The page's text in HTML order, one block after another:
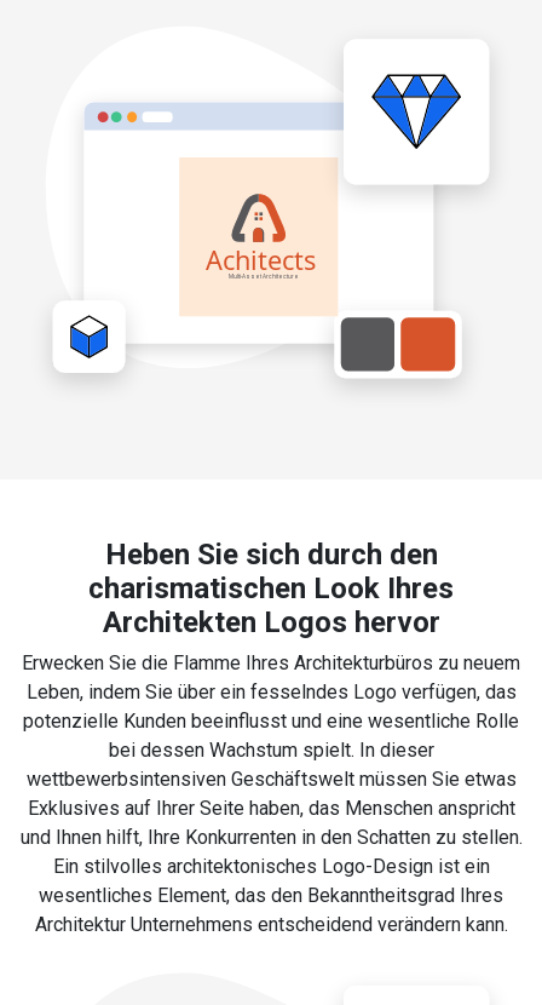
Heben Sie sich durch den
charismatischen Look Ihres
Architekten Logos hervor
Erwecken Sie die Flamme Ihres Architekturbüros zu neuem
Leben, indem Sie über ein fesselndes Logo verfügen, das
potenzielle Kunden beeinflusst und eine wesentliche Rolle
bei dessen Wachstum spielt. In dieser
wettbewerbsintensiven Geschäftswelt müssen Sie etwas
Exklusives auf Ihrer Seite haben, das Menschen anspricht
und Ihnen hilft, Ihre Konkurrenten in den Schatten zu stellen.
Ein stilvolles architektonisches Logo-Design ist ein
wesentliches Element, das den Bekanntheitsgrad Ihres
Architektur Unternehmens entscheidend verändern kann.